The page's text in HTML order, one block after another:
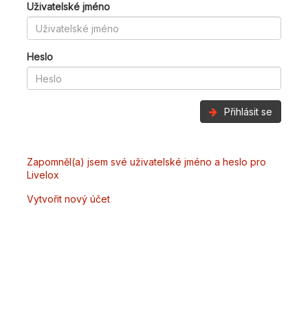
Uživatelské jméno
Heslo
Přihlásit se
Zapomněl(a) jsem své uživatelské jméno a heslo pro
Livelox
Vytvořit nový účet